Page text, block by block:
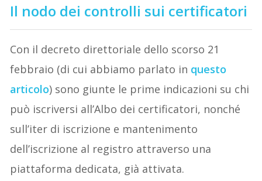
Il nodo dei controlli sui certificatori
Con il decreto direttoriale dello scorso 21
febbraio (di cui abbiamo parlato in questo
articolo) sono giunte le prime indicazioni su chi
può iscriversi all’Albo dei certificatori, nonché
sull’iter di iscrizione e mantenimento
dell’iscrizione al registro attraverso una
piattaforma dedicata, già attivata.